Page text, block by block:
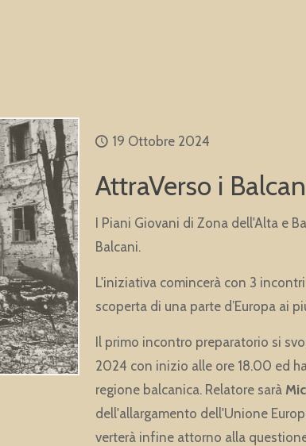
19 Ottobre 2024
AttraVerso i
I Piani Giovani di Zona dell'Alta e
Balcani.
L'iniziativa comincerà con 3
scoperta di una parte d’Europa ai
Il primo incontro preparatorio si
2024 con inizio alle ore 18.00 ed
regione balcanica. Relatore sarà
dell'allargamento dell'Unione
verterà infine attorno alla